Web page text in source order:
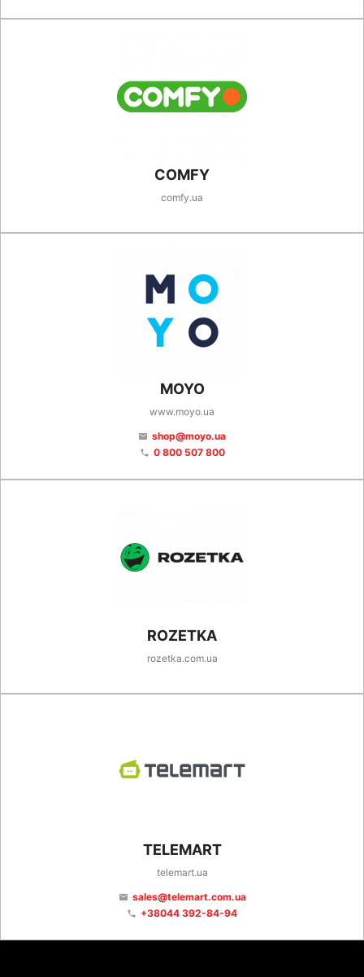
COMFY
comfy.ua
MOYO
www.moyo.ua
email shop@moyo.ua
phone 0 800 507 800
ROZETKA
rozetka.com.ua
TELEMART
telemart.ua
email sales@telemart.com.ua
phone +38044 392-84-94